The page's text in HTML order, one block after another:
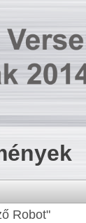
Robot"